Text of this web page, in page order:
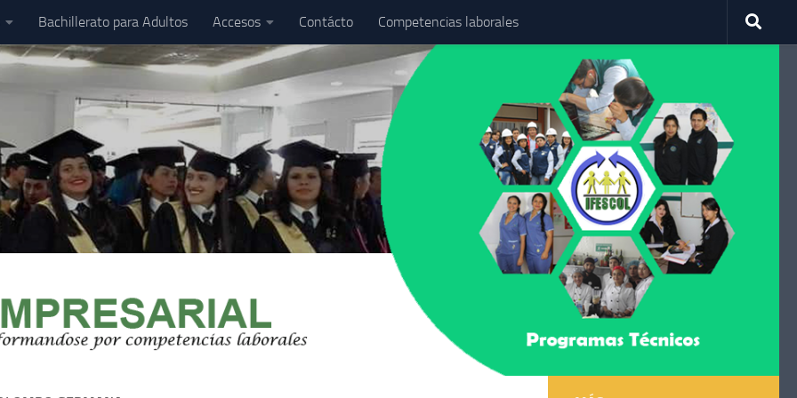
Bachillerato para Adultos Accesos Contácto Competencias laborales